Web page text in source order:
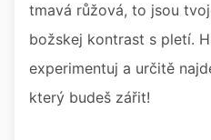
tmavá růžová, to jsou
božskej kontrast s pletí.
experimentuj a určitě
který budeš zářit!